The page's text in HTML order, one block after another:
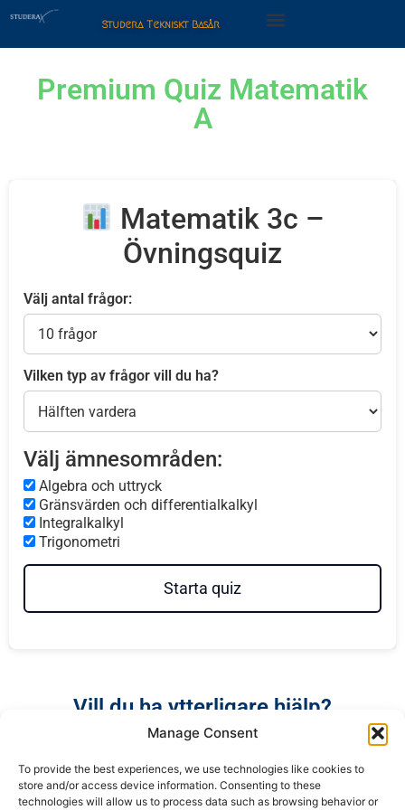
Manage Consent
To provide the best experiences, we use technologies like cookies to
store and/or access device information. Consenting to these
technologies will allow us to process data such as browsing behavior or
Studera Tekniskt Basår
Premium Quiz Matematik
A
Matematik 3c –
Övningsquiz
Välj antal frågor:
Vilken typ av frågor vill du ha?
Välj ämnesområden:
Algebra och uttryck
Gränsvärden och differentialkalkyl
Integralkalkyl
Trigonometri
Starta quiz
Vill du ha ytterligare hjälp?
Få hjälp av AI-
Lärare